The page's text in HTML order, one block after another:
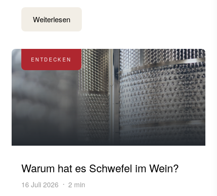
Weiterlesen
ENTDECKEN
Warum hat es Schwefel im Wein?
16 Juli 2026
2 min